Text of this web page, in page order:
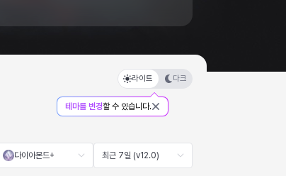
라이트 다크
테마를 변경할 수 있습니다.
다이아몬드+ 최근 7일 (v12.0)